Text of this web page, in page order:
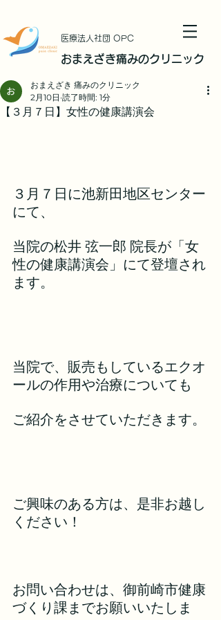
​医療法人社団 OPC
おまえざき痛みのクリニック
【３月７日】女性の健康講演会
おまえざき 痛みのクリニック
2月10日 読了時間: 1分
３月７日に池新田地区センター
にて、
当院の松井 弦一郎 院長が「女
性の健康講演会」にて登壇され
ます。
当院で、販売もしているエクオ
ールの作用や治療についても
ご紹介をさせていただきます。
ご興味のある方は、是非お越し
ください！
お問い合わせは、御前崎市健康
づくり課までお願いいたしま